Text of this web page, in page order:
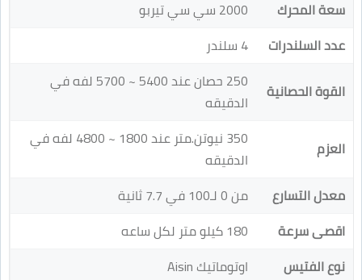
سعة المحرك
2000 سي سي تيربو
عدد السلندرات
4 سلندر
القوة الحصانية
250 حصان عند 5400 ~ 5700 لفه في
الدقيقه
العزم
350 نيوتن.متر عند 1800 ~ 4800 لفه في
الدقيقه
معدل التسارع
من 0 لـ100 في 7.7 ثانية
اقصى سرعة
180 كيلو متر لكل ساعه
نوع الفتيس
اوتوماتيك Aisin